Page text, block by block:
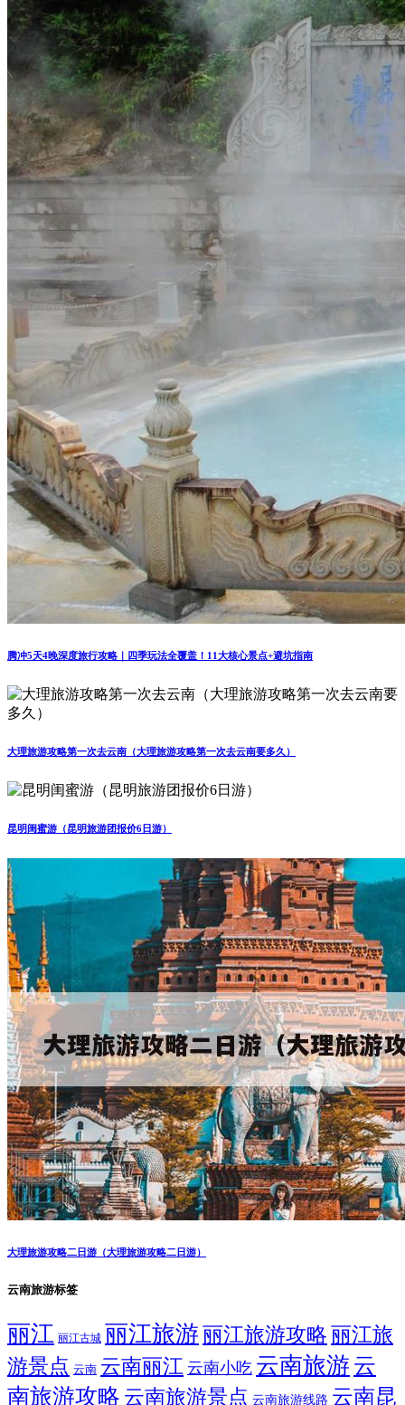
腾冲5天4晚深度旅行攻略｜四季玩法全覆盖！11大核心景点+避坑指南
大理旅游攻略第一次去云南（大理旅游攻略第一次去云南要多久）
昆明闺蜜游（昆明旅游团报价6日游）
大理旅游攻略二日游（大理旅游攻略二日游）
云南旅游标签
丽江 丽江古城 丽江旅游 丽江旅游攻略 丽江旅
游景点 云南 云南丽江 云南小吃 云南旅游 云
南旅游攻略 云南旅游景点 云南旅游线路 云南昆